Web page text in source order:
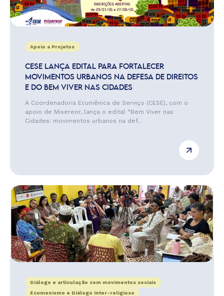
Apoio a Projetos
CESE LANÇA EDITAL PARA FORTALECER
MOVIMENTOS URBANOS NA DEFESA DE DIREITOS
E DO BEM VIVER NAS CIDADES
A Coordenadoria Ecumênica de Serviço (CESE), com o
apoio de Misereor, lança o edital “Bem Viver nas
Cidades: movimentos urbanos na def...
Diálogo e articulação com movimentos sociais
Ecumenismo e Diálogo Inter-religioso